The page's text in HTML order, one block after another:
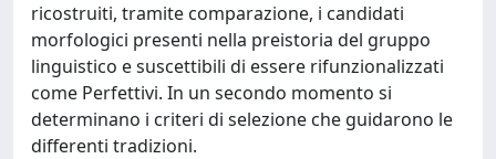
ricostruiti, tramite comparazione, i candidati
morfologici presenti nella preistoria del gruppo
linguistico e suscettibili di essere rifunzionalizzati
come Perfettivi. In un secondo momento si
determinano i criteri di selezione che guidarono le
differenti tradizioni.